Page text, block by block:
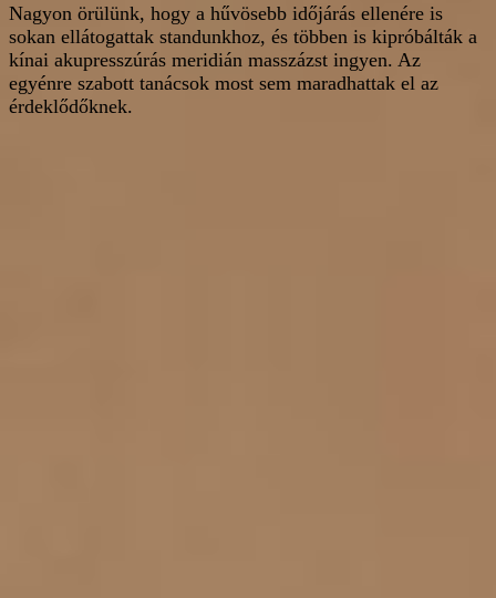
Nagyon örülünk, hogy a hűvösebb időjárás ellenére is
sokan ellátogattak standunkhoz, és többen is kipróbálták a
kínai akupresszúrás meridián masszázst ingyen. Az
egyénre szabott tanácsok most sem maradhattak el az
érdeklődőknek.